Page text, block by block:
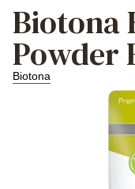
Biotona
Powder
Biotona